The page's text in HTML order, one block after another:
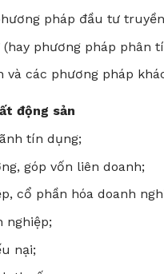
pháp đầu tư
phương pháp phân
và các phương pháp
động sản
tín dụng;
góp vốn liên doanh;
cổ phần hóa doanh
nghiệp;
nại;